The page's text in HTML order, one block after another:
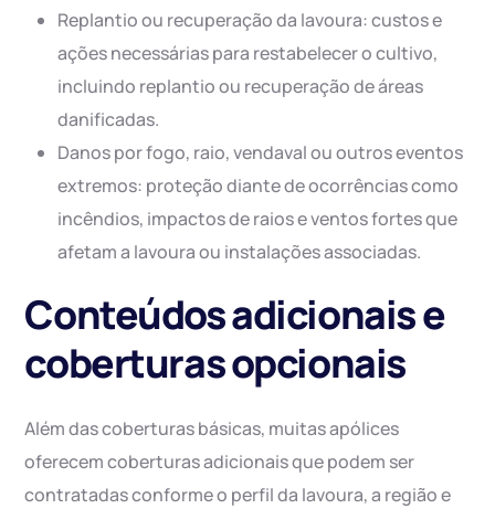
Replantio ou recuperação da lavoura: custos e
ações necessárias para restabelecer o cultivo,
incluindo replantio ou recuperação de áreas
danificadas.
Danos por fogo, raio, vendaval ou outros eventos
extremos: proteção diante de ocorrências como
incêndios, impactos de raios e ventos fortes que
afetam a lavoura ou instalações associadas.
Conteúdos adicionais e
coberturas opcionais
Além das coberturas básicas, muitas apólices
oferecem coberturas adicionais que podem ser
contratadas conforme o perfil da lavoura, a região e